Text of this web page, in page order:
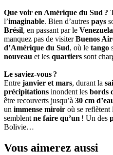
Que voir en Amérique du Sud ?
l’imaginable. Bien d’autres pays
Brésil, en passant par le Venezuela
manquez pas de visiterBuenos
d’Amérique du Sud, où le tango
nouveau et les quartiers sont
Le saviez-vous ?
Entre janvier et mars, durant la
précipitations inondent les bords
être recouverts jusqu’à 30 cm
un immense miroir où se reflètent
semblent ne faire qu’un ! Un des
Bolivie…
Vous aimerez aussi